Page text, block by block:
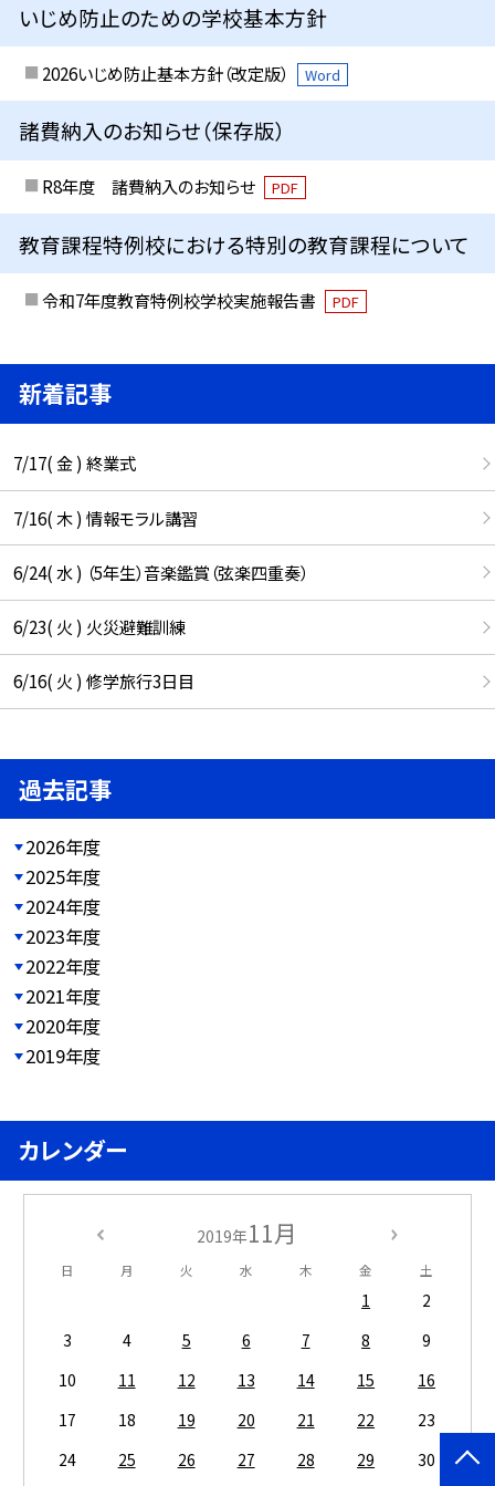
いじめ防止のための学校基本方針
2026いじめ防止基本方針（改定版） Word
諸費納入のお知らせ（保存版）
R8年度 諸費納入のお知らせ PDF
教育課程特例校における特別の教育課程について
令和7年度教育特例校学校実施報告書 PDF
新着記事
7/17( 金 ) 終業式
7/16( 木 ) 情報モラル講習
6/24( 水 ) （5年生）音楽鑑賞（弦楽四重奏）
6/23( 火 ) 火災避難訓練
6/16( 火 ) 修学旅行3日目
過去記事
2026年度
2025年度
2024年度
2023年度
2022年度
2021年度
2020年度
2019年度
カレンダー
2019年11月
日 月 火 水 木 金 土
1
2
3
4 5 6 7 8
9
10
11 12 13 14 15
16
17
18 19 20 21 22
23
24
25 26 27 28 29 30